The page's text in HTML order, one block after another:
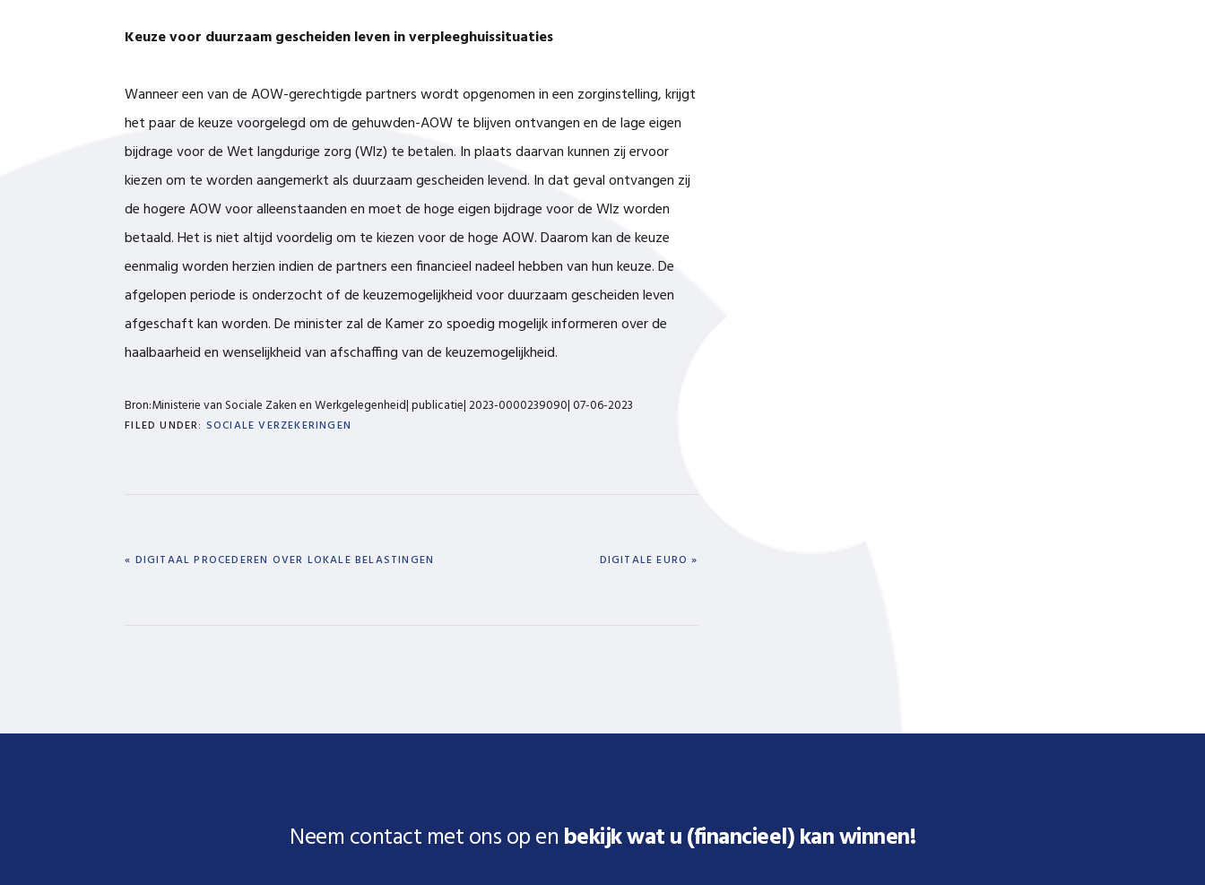
Keuze voor duurzaam gescheiden leven in verpleeghuissituaties
Wanneer een van de AOW-gerechtigde partners wordt opgenomen in een zorginstelling, krijgt
het paar de keuze voorgelegd om de gehuwden-AOW te blijven ontvangen en de lage eigen
bijdrage voor de Wet langdurige zorg (Wlz) te betalen. In plaats daarvan kunnen zij ervoor
kiezen om te worden aangemerkt als duurzaam gescheiden levend. In dat geval ontvangen zij
de hogere AOW voor alleenstaanden en moet de hoge eigen bijdrage voor de Wlz worden
betaald. Het is niet altijd voordelig om te kiezen voor de hoge AOW. Daarom kan de keuze
eenmalig worden herzien indien de partners een financieel nadeel hebben van hun keuze. De
afgelopen periode is onderzocht of de keuzemogelijkheid voor duurzaam gescheiden leven
afgeschaft kan worden. De minister zal de Kamer zo spoedig mogelijk informeren over de
haalbaarheid en wenselijkheid van afschaffing van de keuzemogelijkheid.
Bron:Ministerie van Sociale Zaken en Werkgelegenheid| publicatie| 2023-0000239090| 07-06-2023
FILED UNDER: SOCIALE VERZEKERINGEN
PREVIOUS
« DIGITAAL PROCEDEREN OVER LOKALE BELASTINGEN
NEXT
DIGITALE EURO »
Neem contact met ons op en bekijk wat u (financieel) kan winnen!